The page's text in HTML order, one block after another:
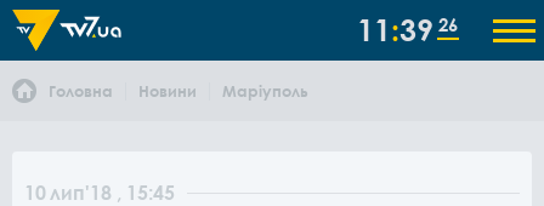
11 39 26
Головна Новини Маріуполь
10 лип'18 , 15:45